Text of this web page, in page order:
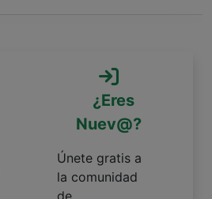
¿Eres
Nuev@?
Únete gratis a
la comunidad
de